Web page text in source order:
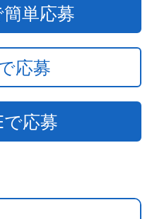
単応募
応募
応募